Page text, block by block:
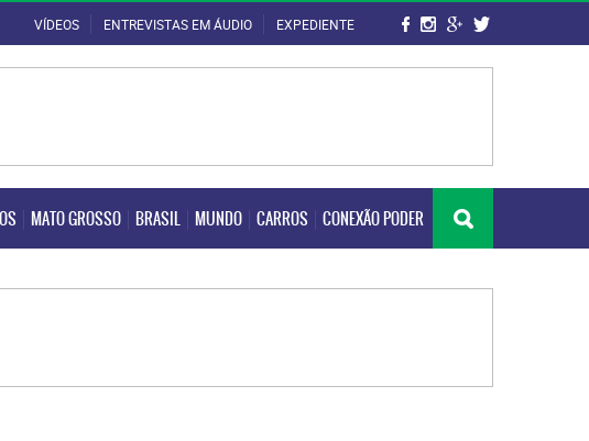
VÍDEOS ENTREVISTAS EM ÁUDIO EXPEDIENTE
MATO GROSSO BRASIL MUNDO CARROS CONEXÃO PODER
MATO GROSSO BRASIL MUNDO CARROS CONEXÃO PODER